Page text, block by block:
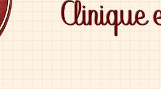
Clinique